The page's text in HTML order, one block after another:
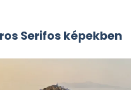
Serifos képekben